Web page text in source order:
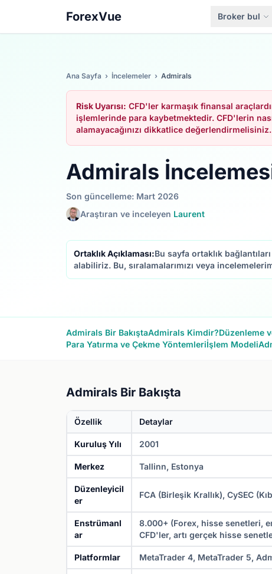
ForexVue Broker bul
Ana Sayfa › İncelemeler › Admirals
Risk Uyarısı: CFD'ler karmaşık finansal
işlemlerinde para kaybetmektedir. CFD'lerin
alamayacağınızı dikkatlice değerlendirmelisiniz.
Admirals
Son güncelleme: Mart 2026
Araştıran ve inceleyen Laurent
Ortaklık Açıklaması:Bu sayfa ortaklık
alabiliriz. Bu, sıralamalarımızı veya
Admirals Bir BakıştaAdmirals Kimdir?Düzenleme
Para Yatırma ve Çekme Yöntemleriİşlem Modeli
Admirals Bir Bakışta
Özellik Detaylar
Kuruluş Yılı 2001
Merkez Tallinn, Estonya
Düzenleyicil
er
FCA (Birleşik Krallık), CySEC
Enstrümanl
ar
8.000+ (Forex, hisse senetleri,
CFD'ler, artı gerçek hisse
Platformlar MetaTrader 4, MetaTrader 5,